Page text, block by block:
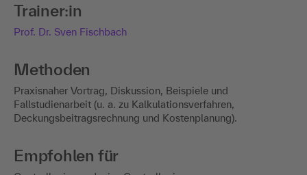
Trainer:in
Prof. Dr. Sven Fischbach
Methoden
Praxisnaher Vortrag, Diskussion, Beispiele und
Fallstudienarbeit (u. a. zu Kalkulationsverfahren,
Deckungsbeitragsrechnung und Kostenplanung).
Empfohlen für